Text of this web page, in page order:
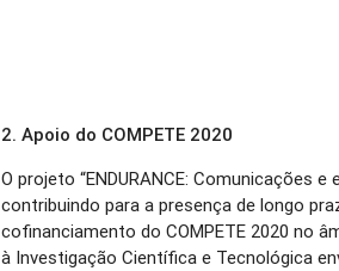
2. Apoio do COMPETE 2020
O projeto “ENDURANCE: Comunicações
contribuindo para a presença de longo
cofinanciamento do COMPETE 2020 no
à Investigação Científica e Tecnológica